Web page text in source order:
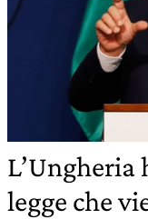
legge che